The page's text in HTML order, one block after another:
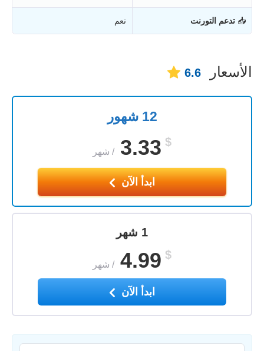
📥 تدعم التورنت نعم
الأسعار 6.6
12 شهور
$
3.33
/ شهر
ابدأ الآن
1 شهر
$
4.99
/ شهر
ابدأ الآن